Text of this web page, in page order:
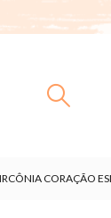
CORAÇÃO